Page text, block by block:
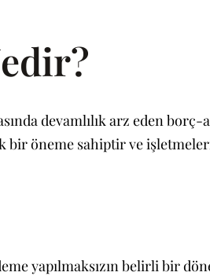
devamlılık arz eden
öneme sahiptir ve
yapılmaksızın belirli bir